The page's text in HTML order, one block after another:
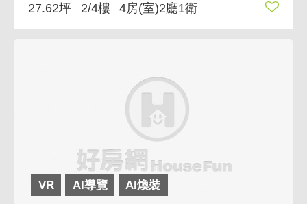
27.62坪 2/4樓 4房(室)2廳1衛
VR AI導覽 AI煥裝